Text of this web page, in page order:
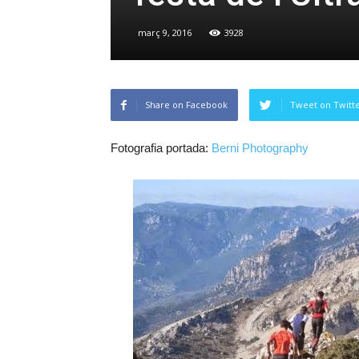
març 9, 2016 3928
Share on Facebook Tweet on
Fotografia portada: Berni Photography